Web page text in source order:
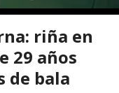
riña en
29 años
de bala